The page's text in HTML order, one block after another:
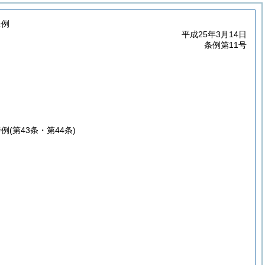
平成25年3月14日
条例第11号
(第43条・第44条)